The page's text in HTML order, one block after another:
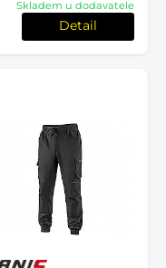
Skladem u dodavatele
Detail